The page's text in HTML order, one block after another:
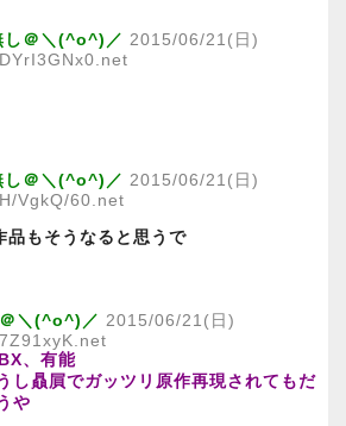
し＠＼(^o^)／ 2015/06/21(日)
し＠＼(^o^)／ 2015/06/21(日)
VgkQ/60.net
品もそうなると思うで
＼(^o^)／ 2015/06/21(日)
、有能
し贔屓でガッツリ原作再現されてもだ
や